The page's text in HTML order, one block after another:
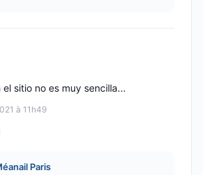
à 11h49
sitio no es muy sencilla...
Paris